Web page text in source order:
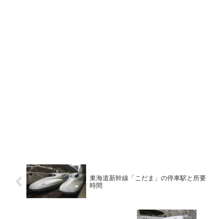
東海道新幹線「こだま」の停車駅と所要
時間